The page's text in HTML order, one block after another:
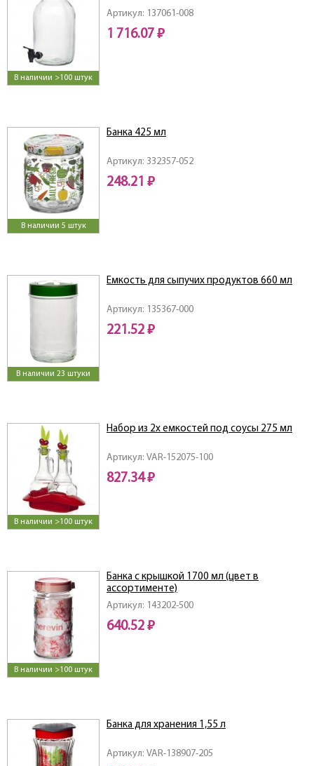
В наличии >100 штук
Артикул: 137061-008
1 716.07 ₽
В наличии 5 штук
Артикул: 332357-052
Банка 425 мл
248.21 ₽
В наличии 23 штуки
Артикул: 135367-000
Емкость для сыпучих продуктов 660 мл
221.52 ₽
В наличии >100 штук
Артикул: VAR-152075-100
Набор из 2х емкостей под соусы 275 мл
827.34 ₽
В наличии >100 штук
Артикул: 143202-500
Банка с крышкой 1700 мл (цвет в
ассортименте)
640.52 ₽
Артикул: VAR-138907-205
Банка для хранения 1,55 л